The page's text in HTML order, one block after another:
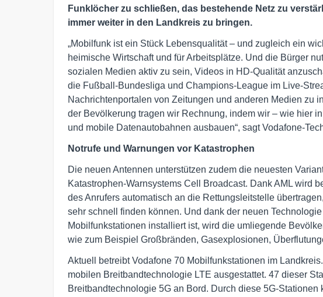
Funklöcher zu schließen, das bestehende Netz zu
immer weiter in den Landkreis zu bringen.
„Mobilfunk ist ein Stück Lebensqualität – und zugleich ein
heimische Wirtschaft und für Arbeitsplätze. Und die Bürger
sozialen Medien aktiv zu sein, Videos in HD-Qualität
die Fußball-Bundesliga und Champions-League im Live-
Nachrichtenportalen von Zeitungen und anderen Medien zu
der Bevölkerung tragen wir Rechnung, indem wir – wie hier
und mobile Datenautobahnen ausbauen“, sagt Vodafone-
Notrufe und Warnungen vor Katastrophen
Die neuen Antennen unterstützen zudem die neuesten
Katastrophen-Warnsystems Cell Broadcast. Dank AML wird
des Anrufers automatisch an die Rettungsleitstelle
sehr schnell finden können. Und dank der neuen
Mobilfunkstationen installiert ist, wird die umliegende
wie zum Beispiel Großbränden, Gasexplosionen,
Aktuell betreibt Vodafone 70 Mobilfunkstationen im
mobilen Breitbandtechnologie LTE ausgestattet. 47 dieser
Breitbandtechnologie 5G an Bord. Durch diese 5G-